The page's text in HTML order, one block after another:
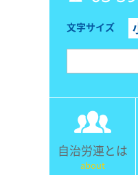
文字サイズ
自治労連とは
about